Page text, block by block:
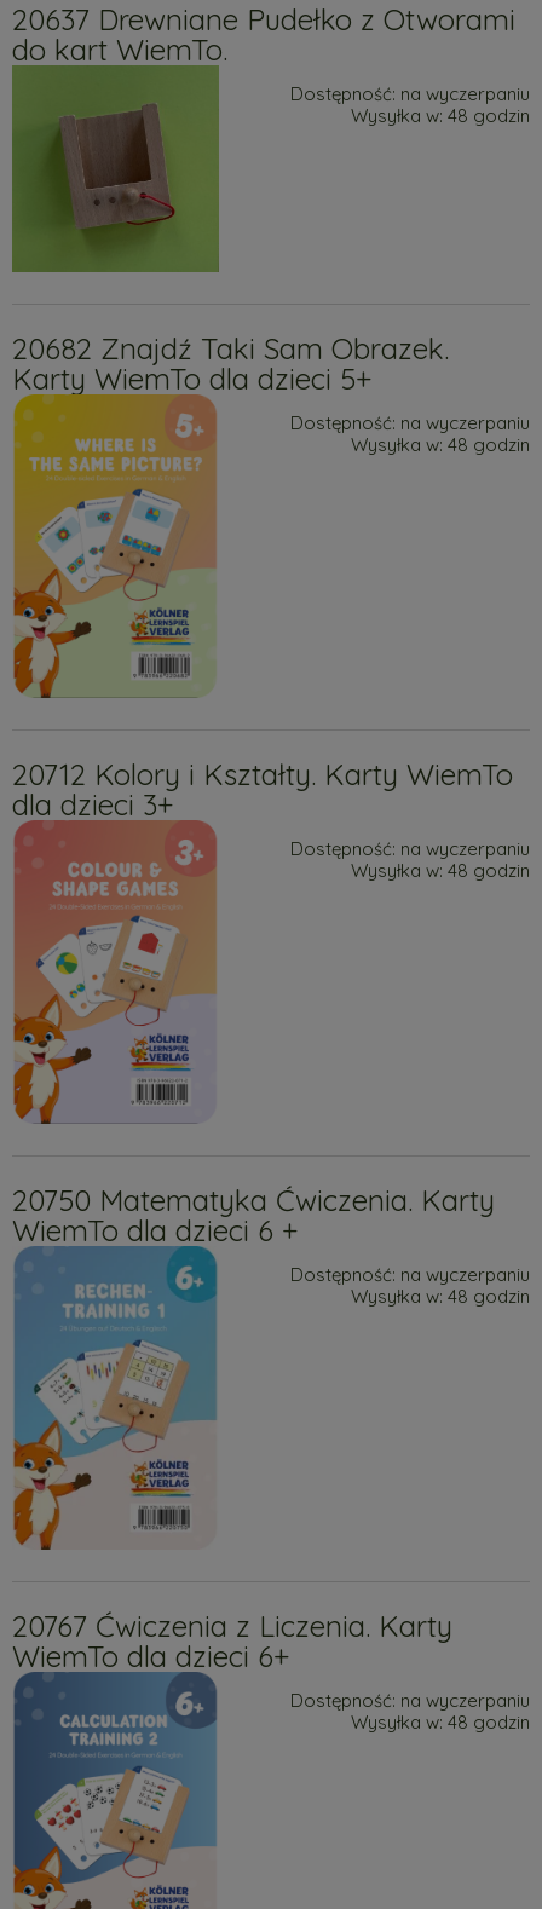
20637 Drewniane Pudełko z Otworami
do kart WiemTo.
Dostępność: na wyczerpaniu
Wysyłka w: 48 godzin
20682 Znajdź Taki Sam Obrazek.
Karty WiemTo dla dzieci 5+
Dostępność: na wyczerpaniu
Wysyłka w: 48 godzin
20712 Kolory i Kształty. Karty WiemTo
dla dzieci 3+
Dostępność: na wyczerpaniu
Wysyłka w: 48 godzin
20750 Matematyka Ćwiczenia. Karty
WiemTo dla dzieci 6 +
Dostępność: na wyczerpaniu
Wysyłka w: 48 godzin
20767 Ćwiczenia z Liczenia. Karty
WiemTo dla dzieci 6+
Dostępność: na wyczerpaniu
Wysyłka w: 48 godzin